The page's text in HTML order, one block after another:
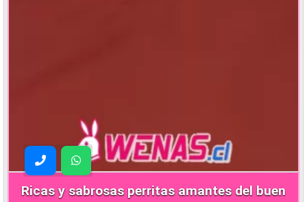
Ricas y sabrosas perritas amantes del buen